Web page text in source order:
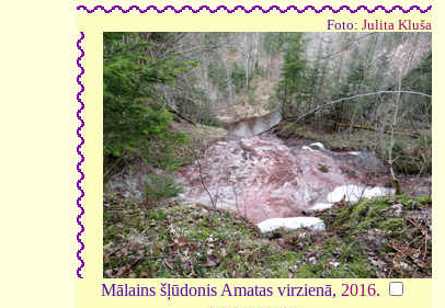
Foto: Julita Kluša
Mālains šļūdonis Amatas virzienā, 2016.